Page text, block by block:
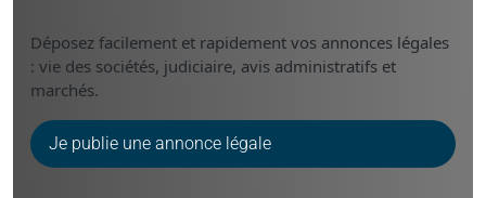
Déposez facilement et rapidement vos annonces légales
: vie des sociétés, judiciaire, avis administratifs et
marchés.
Je publie une annonce légale